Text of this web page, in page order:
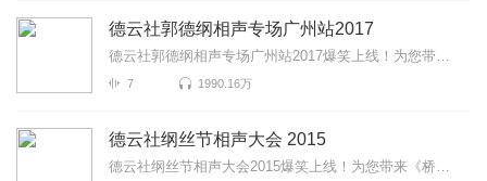
德云社郭德纲相声专场广州站2017
德云社郭德纲相声专场广州站2017爆笑上线！为您带来《说学逗胖》《金鸡爆笑《绕口令》等高能相声！各种...
7 1990.16万
德云社纲丝节相声大会 2015
德云社纲丝节相声大会2015爆笑上线！为您带来《桥头诗》《地理图》《大西厢》等高能相声！各种爆笑包袱...